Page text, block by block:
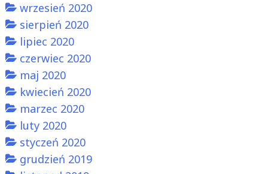
wrzesień 2020
sierpień 2020
lipiec 2020
czerwiec 2020
maj 2020
kwiecień 2020
marzec 2020
luty 2020
styczeń 2020
grudzień 2019